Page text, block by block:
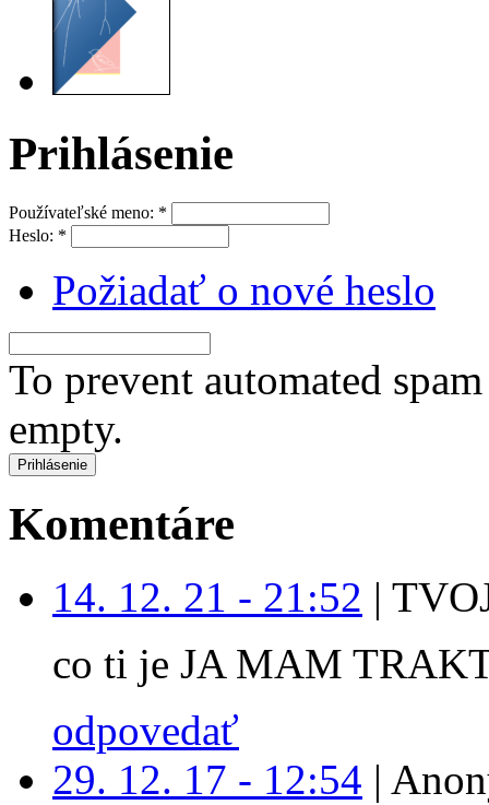
Prihlásenie
Používateľské meno: *
Heslo: *
Požiadať o nové heslo
To prevent automated
empty.
Komentáre
14. 12. 21 - 21:52 |
co ti je JA MAM
odpovedať
29. 12. 17 - 12:54 |